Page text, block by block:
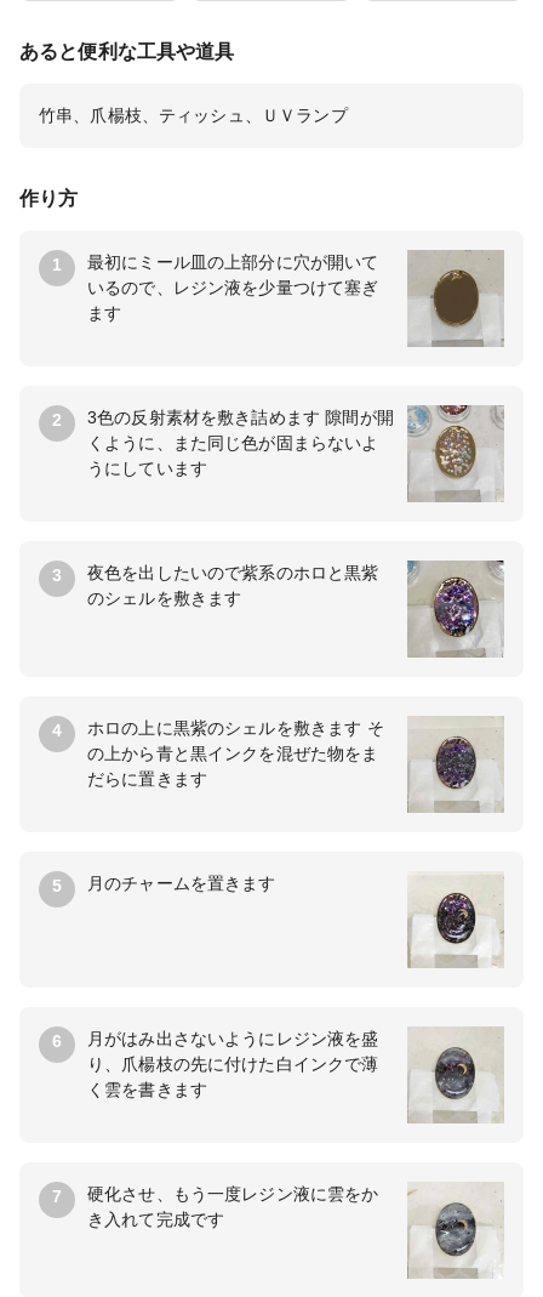
作り方
1
最初にミール皿の上部分に穴が開いて
いるので、レジン液を少量つけて塞ぎ
ます
2
3色の反射素材を敷き詰めます 隙間が開
くように、また同じ色が固まらないよ
うにしています
3
夜色を出したいので紫系のホロと黒紫
のシェルを敷きます
4
ホロの上に黒紫のシェルを敷きます そ
の上から青と黒インクを混ぜた物をま
だらに置きます
5 月のチャームを置きます
6
月がはみ出さないようにレジン液を盛
り、爪楊枝の先に付けた白インクで薄
く雲を書きます
7
硬化させ、もう一度レジン液に雲をか
き入れて完成です
あると便利な工具や道具
竹串、爪楊枝、ティッシュ、ＵＶランプ